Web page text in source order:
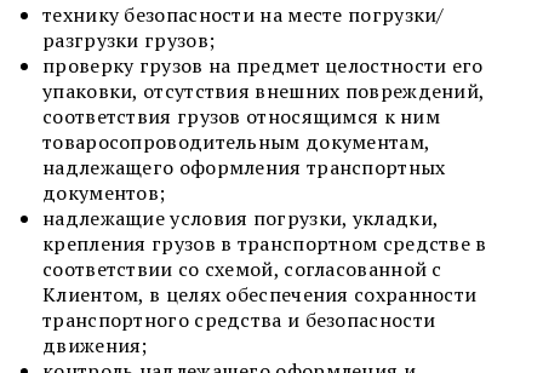
технику безопасности на месте погрузки/
разгрузки грузов;
проверку грузов на предмет целостности его
упаковки, отсутствия внешних повреждений,
соответствия грузов относящимся к ним
товаросопроводительным документам,
надлежащего оформления транспортных
документов;
надлежащие условия погрузки, укладки,
крепления грузов в транспортном средстве в
соответствии со схемой, согласованной с
Клиентом, в целях обеспечения сохранности
транспортного средства и безопасности
движения;